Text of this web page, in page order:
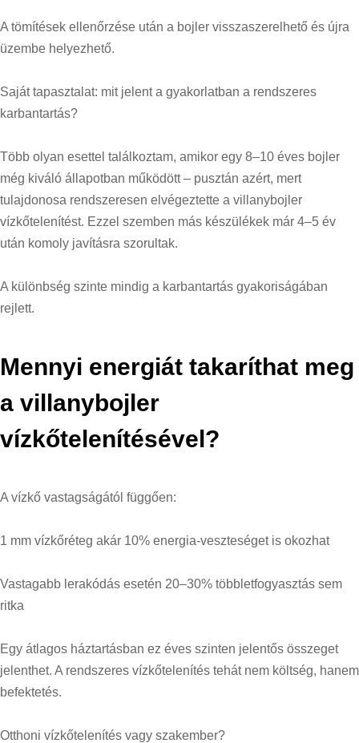
A tömítések ellenőrzése után a bojler visszaszerelhető és újra
üzembe helyezhető.
Saját tapasztalat: mit jelent a gyakorlatban a rendszeres
karbantartás?
Több olyan esettel találkoztam, amikor egy 8–10 éves bojler
még kiváló állapotban működött – pusztán azért, mert
tulajdonosa rendszeresen elvégeztette a villanybojler
vízkőtelenítést. Ezzel szemben más készülékek már 4–5 év
után komoly javításra szorultak.
A különbség szinte mindig a karbantartás gyakoriságában
rejlett.
Mennyi energiát takaríthat meg
a villanybojler
vízkőtelenítésével?
A vízkő vastagságától függően:
1 mm vízkőréteg akár 10% energia-veszteséget is okozhat
Vastagabb lerakódás esetén 20–30% többletfogyasztás sem
ritka
Egy átlagos háztartásban ez éves szinten jelentős összeget
jelenthet. A rendszeres vízkőtelenítés tehát nem költség, hanem
befektetés.
Otthoni vízkőtelenítés vagy szakember?